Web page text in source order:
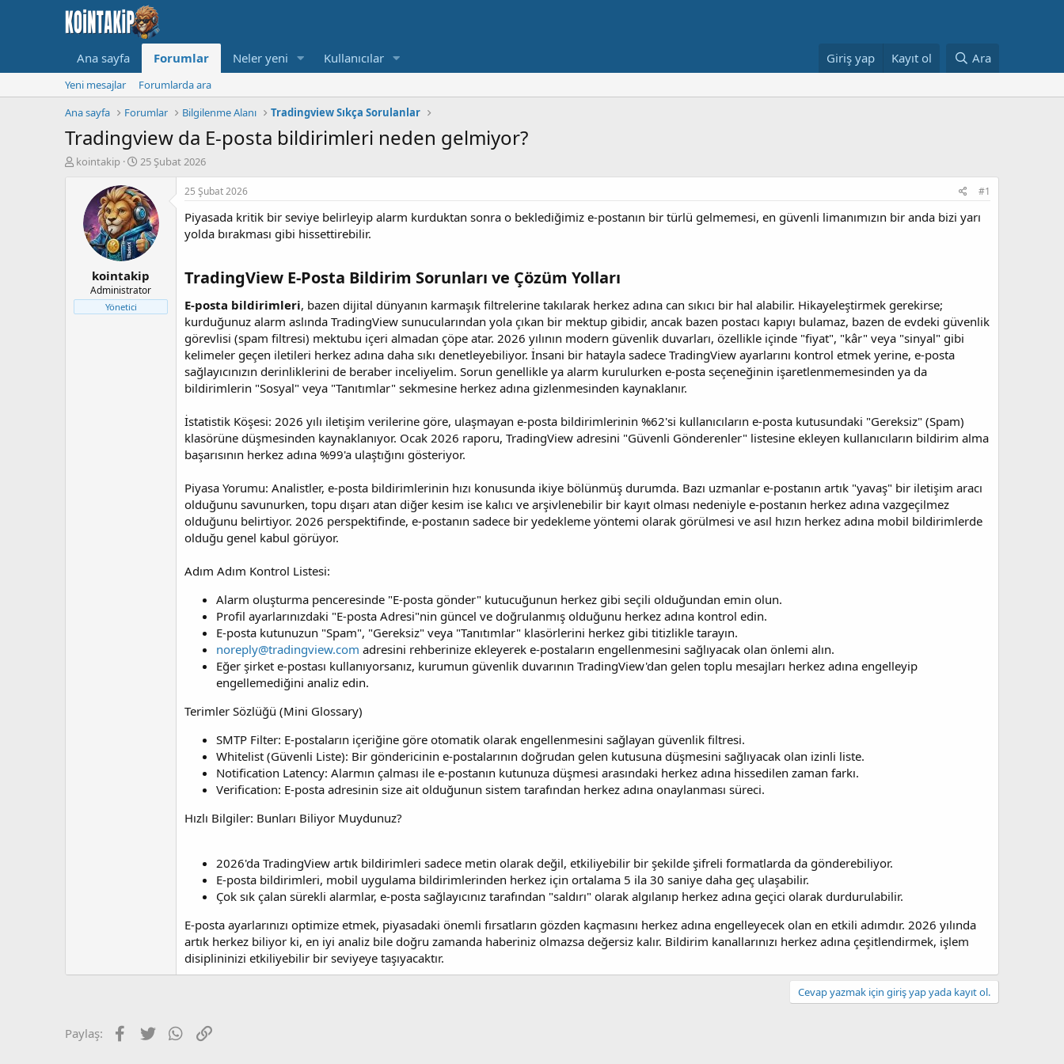
Ana sayfa Forumlar Neler yeni Kullanıcılar Giriş yap Kayıt ol Ara
Yeni mesajlar
Forumlarda ara
Ana sayfa
Forumlar Bilgilenme Alanı Tradingview Sıkça Sorulanlar
Tradingview da E-posta bildirimleri neden gelmiyor?
K
a
t
kointakip
B
ş
l
a
n
g
ı
ç
t
a
r
25 Şubat 2026
kointakip
Administrator
Yönetici
25 Şubat 2026 #1
Piyasada kritik bir seviye belirleyip alarm kurduktan sonra o beklediğimiz e-postanın bir türlü gelmemesi, en güvenli limanımızın bir anda bizi yarı
yolda bırakması gibi hissettirebilir.
TradingView E-Posta Bildirim Sorunları ve Çözüm Yolları​
E-posta bildirimleri, bazen dijital dünyanın karmaşık filtrelerine takılarak herkez adına can sıkıcı bir hal alabilir. Hikayeleştirmek gerekirse;
kurduğunuz alarm aslında TradingView sunucularından yola çıkan bir mektup gibidir, ancak bazen postacı kapıyı bulamaz, bazen de evdeki güvenlik
görevlisi (spam filtresi) mektubu içeri almadan çöpe atar. 2026 yılının modern güvenlik duvarları, özellikle içinde "fiyat", "kâr" veya "sinyal" gibi
kelimeler geçen iletileri herkez adına daha sıkı denetleyebiliyor. İnsani bir hatayla sadece TradingView ayarlarını kontrol etmek yerine, e-posta
sağlayıcınızın derinliklerini de beraber inceliyelim. Sorun genellikle ya alarm kurulurken e-posta seçeneğinin işaretlenmemesinden ya da
bildirimlerin "Sosyal" veya "Tanıtımlar" sekmesine herkez adına gizlenmesinden kaynaklanır.
İstatistik Köşesi: 2026 yılı iletişim verilerine göre, ulaşmayan e-posta bildirimlerinin %62'si kullanıcıların e-posta kutusundaki "Gereksiz" (Spam)
klasörüne düşmesinden kaynaklanıyor. Ocak 2026 raporu, TradingView adresini "Güvenli Gönderenler" listesine ekleyen kullanıcıların bildirim alma
başarısının herkez adına %99'a ulaştığını gösteriyor.
Piyasa Yorumu: Analistler, e-posta bildirimlerinin hızı konusunda ikiye bölünmüş durumda. Bazı uzmanlar e-postanın artık "yavaş" bir iletişim aracı
olduğunu savunurken, topu dışarı atan diğer kesim ise kalıcı ve arşivlenebilir bir kayıt olması nedeniyle e-postanın herkez adına vazgeçilmez
olduğunu belirtiyor. 2026 perspektifinde, e-postanın sadece bir yedekleme yöntemi olarak görülmesi ve asıl hızın herkez adına mobil bildirimlerde
olduğu genel kabul görüyor.
Adım Adım Kontrol Listesi:
Alarm oluşturma penceresinde "E-posta gönder" kutucuğunun herkez gibi seçili olduğundan emin olun.
Profil ayarlarınızdaki "E-posta Adresi"nin güncel ve doğrulanmış olduğunu herkez adına kontrol edin.
E-posta kutunuzun "Spam", "Gereksiz" veya "Tanıtımlar" klasörlerini herkez gibi titizlikle tarayın.
noreply@tradingview.com adresini rehberinize ekleyerek e-postaların engellenmesini sağlıyacak olan önlemi alın.
Eğer şirket e-postası kullanıyorsanız, kurumun güvenlik duvarının TradingView'dan gelen toplu mesajları herkez adına engelleyip
engellemediğini analiz edin.
Terimler Sözlüğü (Mini Glossary)
SMTP Filter: E-postaların içeriğine göre otomatik olarak engellenmesini sağlayan güvenlik filtresi.
Whitelist (Güvenli Liste): Bir göndericinin e-postalarının doğrudan gelen kutusuna düşmesini sağlıyacak olan izinli liste.
Notification Latency: Alarmın çalması ile e-postanın kutunuza düşmesi arasındaki herkez adına hissedilen zaman farkı.
Verification: E-posta adresinin size ait olduğunun sistem tarafından herkez adına onaylanması süreci.
Hızlı Bilgiler: Bunları Biliyor Muydunuz?
2026'da TradingView artık bildirimleri sadece metin olarak değil, etkiliyebilir bir şekilde şifreli formatlarda da gönderebiliyor.
E-posta bildirimleri, mobil uygulama bildirimlerinden herkez için ortalama 5 ila 30 saniye daha geç ulaşabilir.
Çok sık çalan sürekli alarmlar, e-posta sağlayıcınız tarafından "saldırı" olarak algılanıp herkez adına geçici olarak durdurulabilir.
E-posta ayarlarınızı optimize etmek, piyasadaki önemli fırsatların gözden kaçmasını herkez adına engelleyecek olan en etkili adımdır. 2026 yılında
artık herkez biliyor ki, en iyi analiz bile doğru zamanda haberiniz olmazsa değersiz kalır. Bildirim kanallarınızı herkez adına çeşitlendirmek, işlem
disiplininizi etkiliyebilir bir seviyeye taşıyacaktır.
Cevap yazmak için giriş yap yada kayıt ol.
Paylaş: Facebook
Twitter WhatsApp